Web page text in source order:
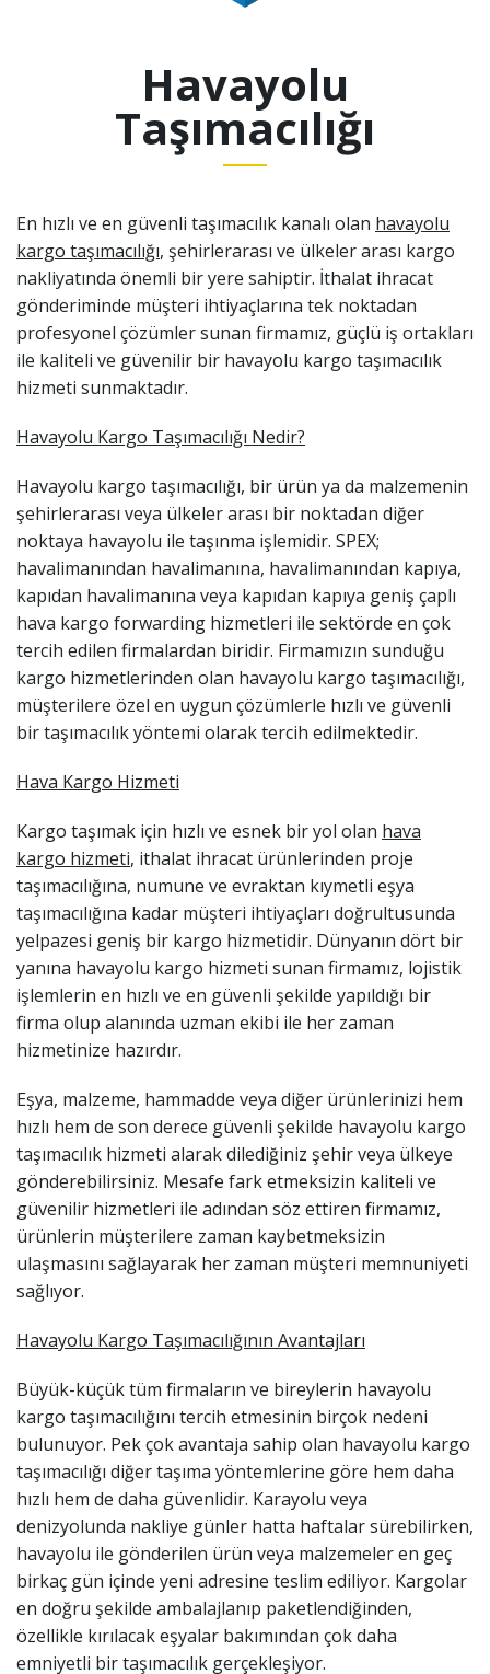
Havayolu
Taşımacılığı
En hızlı ve en güvenli taşımacılık kanalı olan havayolu
kargo taşımacılığı, şehirlerarası ve ülkeler arası kargo
nakliyatında önemli bir yere sahiptir. İthalat ihracat
gönderiminde müşteri ihtiyaçlarına tek noktadan
profesyonel çözümler sunan firmamız, güçlü iş ortakları
ile kaliteli ve güvenilir bir havayolu kargo taşımacılık
hizmeti sunmaktadır.
Havayolu Kargo Taşımacılığı Nedir?
Havayolu kargo taşımacılığı, bir ürün ya da malzemenin
şehirlerarası veya ülkeler arası bir noktadan diğer
noktaya havayolu ile taşınma işlemidir. SPEX;
havalimanından havalimanına, havalimanından kapıya,
kapıdan havalimanına veya kapıdan kapıya geniş çaplı
hava kargo forwarding hizmetleri ile sektörde en çok
tercih edilen firmalardan biridir. Firmamızın sunduğu
kargo hizmetlerinden olan havayolu kargo taşımacılığı,
müşterilere özel en uygun çözümlerle hızlı ve güvenli
bir taşımacılık yöntemi olarak tercih edilmektedir.
Hava Kargo Hizmeti
Kargo taşımak için hızlı ve esnek bir yol olan hava
kargo hizmeti, ithalat ihracat ürünlerinden proje
taşımacılığına, numune ve evraktan kıymetli eşya
taşımacılığına kadar müşteri ihtiyaçları doğrultusunda
yelpazesi geniş bir kargo hizmetidir. Dünyanın dört bir
yanına havayolu kargo hizmeti sunan firmamız, lojistik
işlemlerin en hızlı ve en güvenli şekilde yapıldığı bir
firma olup alanında uzman ekibi ile her zaman
hizmetinize hazırdır.
Eşya, malzeme, hammadde veya diğer ürünlerinizi hem
hızlı hem de son derece güvenli şekilde havayolu kargo
taşımacılık hizmeti alarak dilediğiniz şehir veya ülkeye
gönderebilirsiniz. Mesafe fark etmeksizin kaliteli ve
güvenilir hizmetleri ile adından söz ettiren firmamız,
ürünlerin müşterilere zaman kaybetmeksizin
ulaşmasını sağlayarak her zaman müşteri memnuniyeti
sağlıyor.
Havayolu Kargo Taşımacılığının Avantajları
Büyük-küçük tüm firmaların ve bireylerin havayolu
kargo taşımacılığını tercih etmesinin birçok nedeni
bulunuyor. Pek çok avantaja sahip olan havayolu kargo
taşımacılığı diğer taşıma yöntemlerine göre hem daha
hızlı hem de daha güvenlidir. Karayolu veya
denizyolunda nakliye günler hatta haftalar sürebilirken,
havayolu ile gönderilen ürün veya malzemeler en geç
birkaç gün içinde yeni adresine teslim ediliyor. Kargolar
en doğru şekilde ambalajlanıp paketlendiğinden,
özellikle kırılacak eşyalar bakımından çok daha
emniyetli bir taşımacılık gerçekleşiyor.